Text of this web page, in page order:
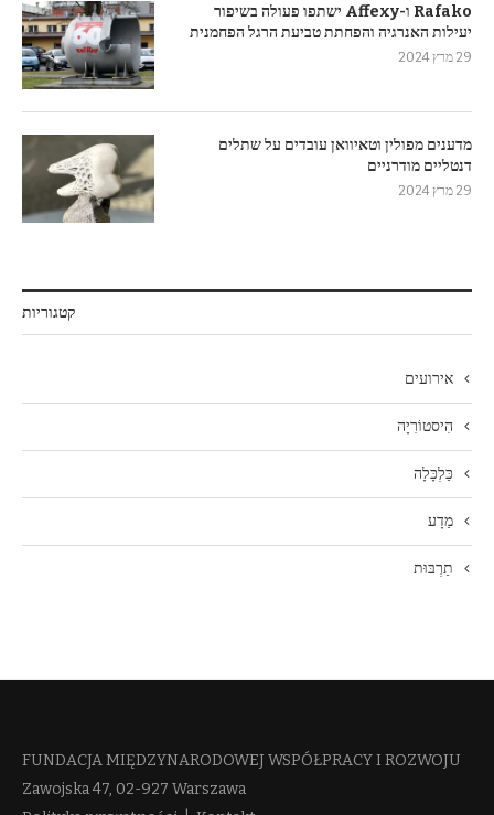
Rafako ו-Affexy ישתפו פעולה בשיפור
יעילות האנרגיה והפחתת טביעת הרגל הפחמנית
29 מרץ 2024
מדענים מפולין וטאיוואן עובדים על שתלים
דנטליים מודרניים
29 מרץ 2024
קטגוריות
אירועים
הִיסטוֹרִיָה
כַּלְכָּלָה
מַדָע
תַרְבּוּת
FUNDACJA MIĘDZYNARODOWEJ WSPÓŁPRACY I ROZWOJU​
Zawojska 47, 02-927 Warszawa